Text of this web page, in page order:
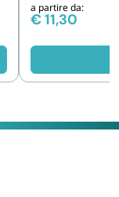
a partire da:
€11,30